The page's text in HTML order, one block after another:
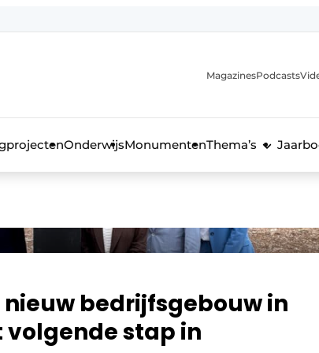
MagazinesPodcasts
OnderwijsMonumentenThema’s
bedrijfsgebouw in
volgende stap in